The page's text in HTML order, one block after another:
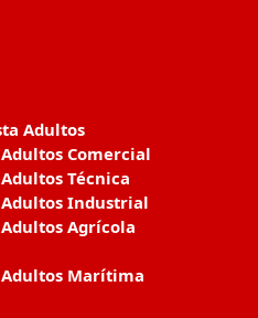
Adultos
Comercial
Técnica
Industrial
Agrícola
Marítima